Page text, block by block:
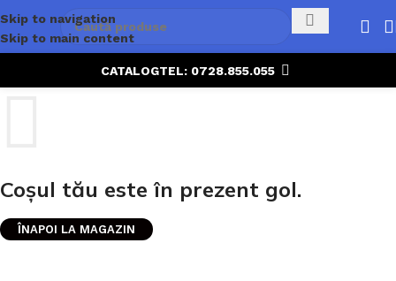
Skip to navigation
Skip to main content
CATALOGTEL: 0728.855.055
Coșul tău este în prezent gol.
ÎNAPOI LA MAGAZIN